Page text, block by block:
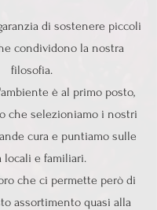
di sostenere piccoli
condividono la nostra
filosofia.
è al primo posto,
che selezioniamo i nostri
cura e puntiamo sulle
locali e familiari.
che ci permette però di
assortimento quasi alla